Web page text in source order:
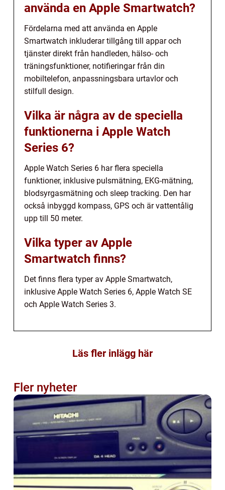
använda en Apple Smartwatch?
Fördelarna med att använda en Apple
Smartwatch inkluderar tillgång till appar och
tjänster direkt från handleden, hälso- och
träningsfunktioner, notifieringar från din
mobiltelefon, anpassningsbara urtavlor och
stilfull design.
Vilka är några av de speciella
funktionerna i Apple Watch
Series 6?
Apple Watch Series 6 har flera speciella
funktioner, inklusive pulsmätning, EKG-mätning,
blodsyrgasmätning och sleep tracking. Den har
också inbyggd kompass, GPS och är vattentålig
upp till 50 meter.
Vilka typer av Apple
Smartwatch finns?
Det finns flera typer av Apple Smartwatch,
inklusive Apple Watch Series 6, Apple Watch SE
och Apple Watch Series 3.
Läs fler inlägg här
Fler nyheter